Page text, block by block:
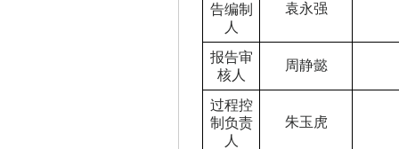
告编制
人
袁永强
报告审
核人
周静懿
过程控
制负责
人
朱玉虎